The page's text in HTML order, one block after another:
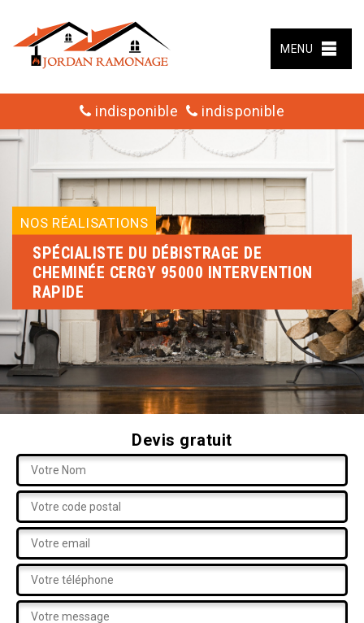
MENU
indisponible indisponible
NOS RÉALISATIONS
SPÉCIALISTE DU DÉBISTRAGE DE
CHEMINÉE CERGY 95000 INTERVENTION
RAPIDE
Devis gratuit